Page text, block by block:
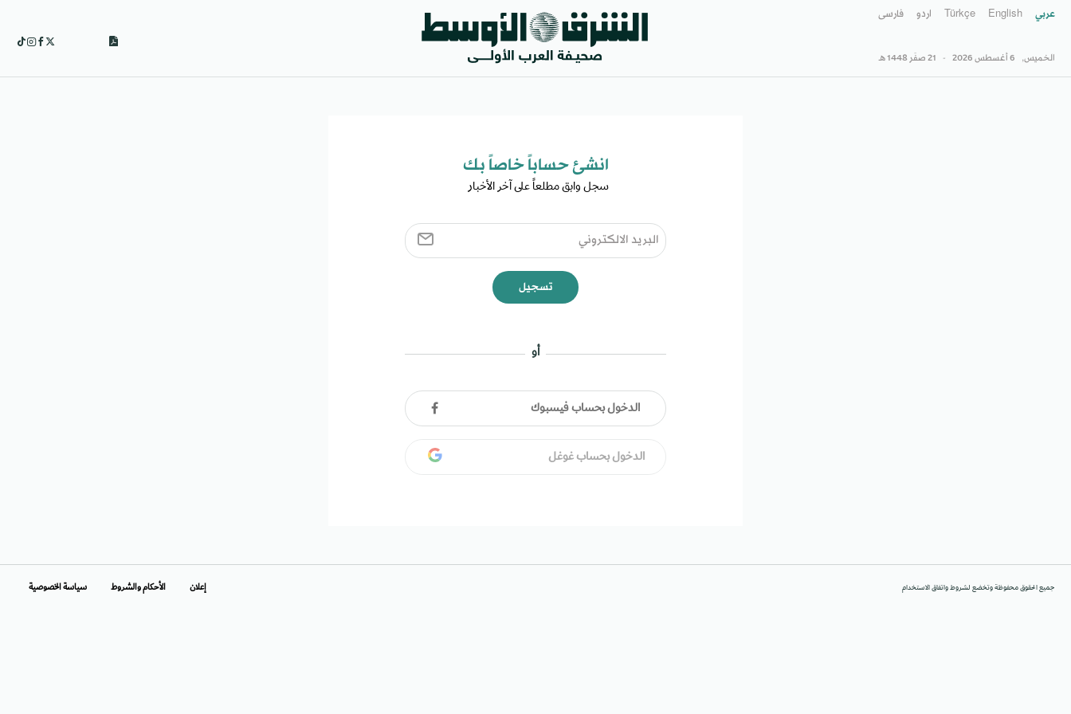
عربي English
Türkçe اردو فارسى
الخميس, 6 أغسطس 2026 - 21 صفَر 1448 هـ
انشئ حساباً خاصاً بك​
سجل وابق مطلعاً على آخر الأخبار ​
تسجيل
أو
الدخول بحساب فيسبوك
الدخول بحساب غوغل
جميع الحقوق محفوظة وتخضع لشروط واتفاق الاستخدام إعلان الأحكام والشروط سياسة الخصوصية